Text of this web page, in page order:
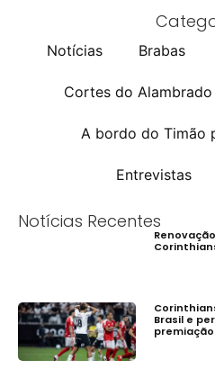
Notícias Brabas
Cortes do Alambrado
A bordo do Timão
Entrevistas
Notícias Recentes
Brasil e
premiação